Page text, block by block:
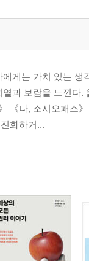
연관성
게는 가치 있는
과 보람을 느낀다
《나, 소시오패스
화하거...